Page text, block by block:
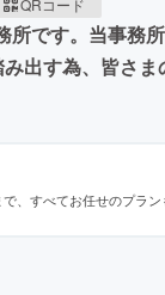
QRコード
です。当事務
出す為、皆さま
、すべてお任せのプラン